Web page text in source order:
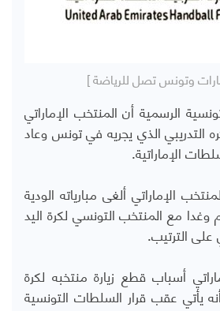
وتونس تصل للرياضة ]
الرسمية أن المنتخب الإماراتي
التدريبي الذي يجريه في تونس وعاد
الإماراتية.
الإماراتي ألغى مبارياته الودية
وغدا مع المنتخب التونسي لكرة اليد
على الترتيب.
أسباب قطع زيارة منتخبه لكرة
يأتي عقب قرار السلطات التونسية